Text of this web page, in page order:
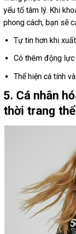
yếu tố tâm lý. Khi
phong cách, bạn sẽ
Tự tin hơn khi
Có thêm động
Thể hiện cá tính
5. Cá nhân
thời trang